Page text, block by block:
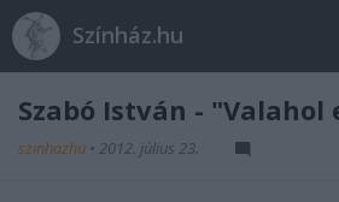
Színház.hu
Szabó István -
szinhazhu • 2012. július 23.